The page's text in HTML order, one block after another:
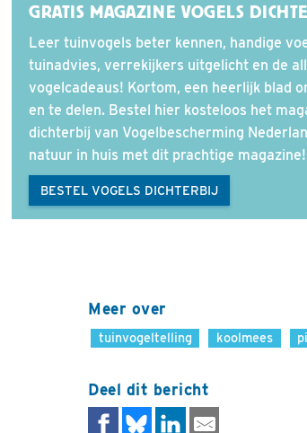
GRATIS MAGAZINE VOGELS
Leer tuinvogels beter kennen, handige
tuinadvies, verrekijkers uitgelicht en de
vogelcadeaus! Kortom, een heerlijk blad
en te delen. Bestel hier kosteloos het
dichterbij van Vogelbescherming
natuur in huis met dit prachtige magazine!
BESTEL VOGELS DICHTERBIJ
Meer over
tuinvogeltelling koolmees
Deel dit bericht